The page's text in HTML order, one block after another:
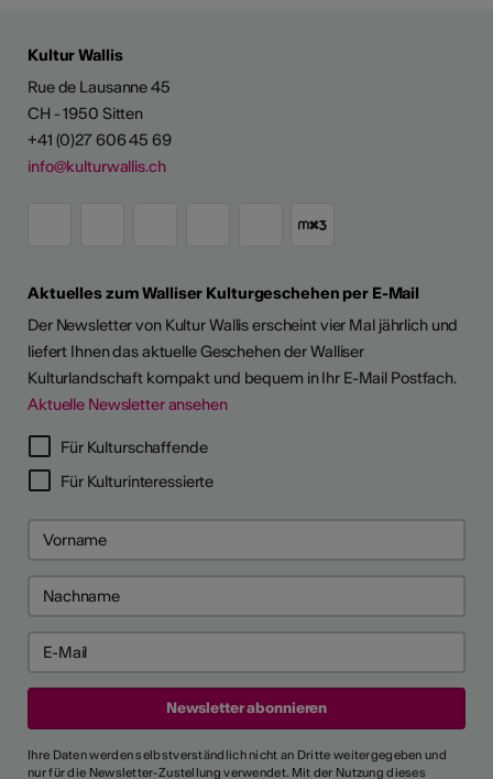
Kultur Wallis
Rue de Lausanne 45
CH - 1950 Sitten
+41 (0)27 606 45 69
info@kulturwallis.ch
Aktuelles zum Walliser Kulturgeschehen per E-Mail
Der Newsletter von Kultur Wallis erscheint vier Mal jährlich und
liefert Ihnen das aktuelle Geschehen der Walliser
Kulturlandschaft kompakt und bequem in Ihr E-Mail Postfach.
Aktuelle Newsletter ansehen
Für Kulturschaffende
Für Kulturinteressierte
Ihre Daten werden selbstverständlich nicht an Dritte weitergegeben und
nur für die Newsletter-Zustellung verwendet. Mit der Nutzung dieses